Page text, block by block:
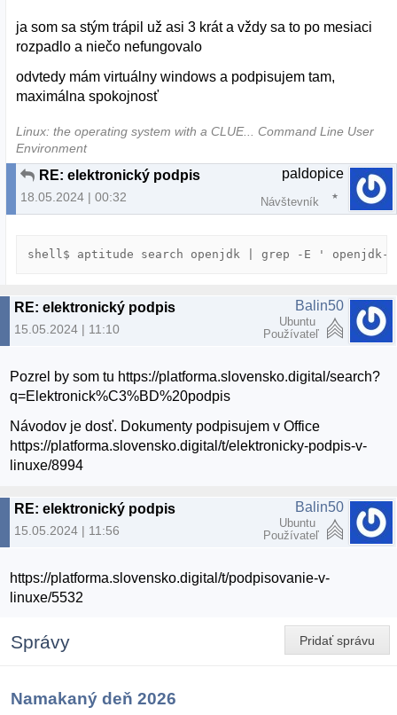
ja som sa stým trápil už asi 3 krát a vždy sa to po mesiaci
rozpadlo a niečo nefungovalo
odvtedy mám virtuálny windows a podpisujem tam,
maximálna spokojnosť
Linux: the operating system with a CLUE... Command Line User
Environment
RE: elektronický podpis
18.05.2024 | 00:32
paldopice
Návštevník
shell$ aptitude search openjdk | grep -E '
RE: elektronický podpis
15.05.2024 | 11:10
Balin50
Ubuntu
Používateľ
Pozrel by som tu https://platforma.slovensko.digital/search?
q=Elektronick%C3%BD%20podpis
Návodov je dosť. Dokumenty podpisujem v Office
https://platforma.slovensko.digital/t/elektronicky-podpis-v-
linuxe/8994
RE: elektronický podpis
15.05.2024 | 11:56
Balin50
Ubuntu
Používateľ
https://platforma.slovensko.digital/t/podpisovanie-v-
linuxe/5532
Pridať správu
Správy
Namakaný deň 2026